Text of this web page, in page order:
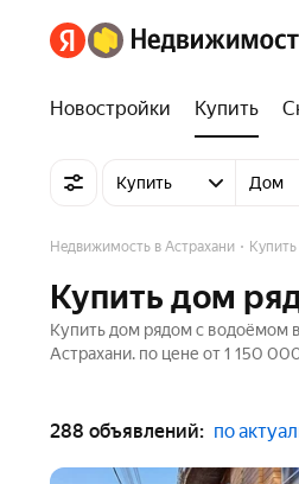
Новостройки Купить
Купить Дом
Недвижимость в Астрахани Купить
Купить дом
Купить дом рядом с водоёмом
Астрахани. по цене от 1 150
288 объявлений: по